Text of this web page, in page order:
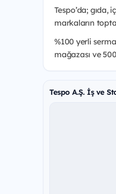
Tespo’da;
markaların
%100 yerli
mağazası ve
Tespo A.Ş. İş ve